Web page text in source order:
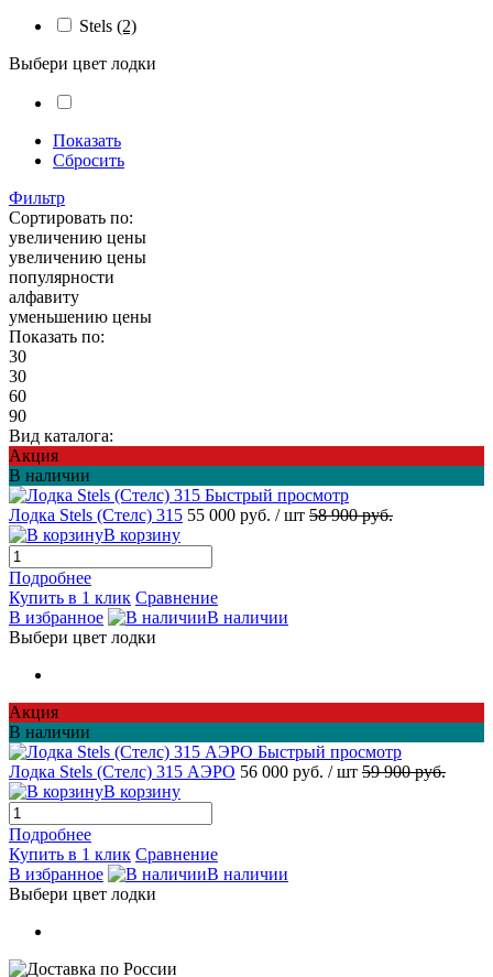
Stels (2)
Выбери цвет лодки
Показать
Сбросить
Фильтр
Сортировать по:
увеличению цены
увеличению цены
популярности
алфавиту
уменьшению цены
Показать по:
30
30
60
90
Вид каталога:
Акция
В наличии
Быстрый просмотр
Лодка Stels (Стелс) 315 55 000 руб. / шт 58 900 руб.
В корзину
Подробнее
Купить в 1 клик Сравнение
В избранное
В наличии
Выбери цвет лодки
Акция
В наличии
Быстрый просмотр
Лодка Stels (Стелс) 315 АЭРО 56 000 руб. / шт 59 900 руб.
В корзину
Подробнее
Купить в 1 клик Сравнение
В избранное
В наличии
Выбери цвет лодки